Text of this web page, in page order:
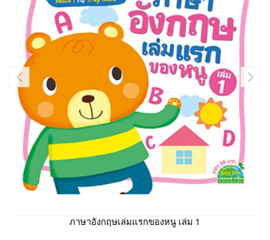
ภาษาอังกฤษเล่มแรกของหนู เล่ม 1